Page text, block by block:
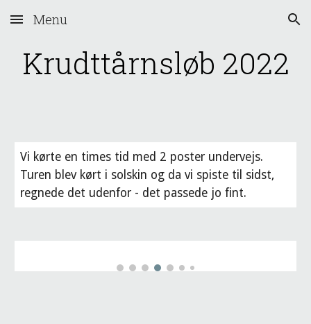
Skip to main content Skip to navigation
Menu
Krudttårnsløb 2022
Vi kørte en times tid med 2 poster undervejs.
Turen blev kørt i solskin og da vi spiste til sidst,
regnede det udenfor - det passede jo fint.